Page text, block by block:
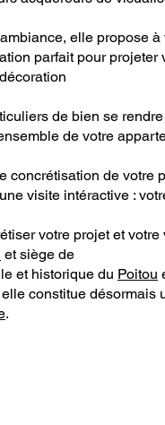
elle propose à
parfait pour projeter
de bien se rendre
de votre
concrétisation de votre
visite intéractive :
votre projet et votre
et siège de
et historique du Poitou
elle constitue désormais
.